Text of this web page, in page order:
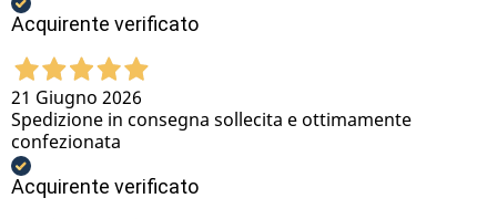
Acquirente verificato
21 Giugno 2026
Spedizione in consegna sollecita e ottimamente
confezionata
Acquirente verificato